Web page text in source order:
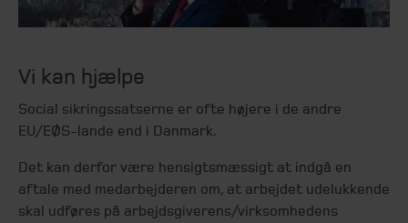
Vi kan hjælpe
Social sikringssatserne er ofte højere i de andre
EU/EØS-lande end i Danmark.
Det kan derfor være hensigtsmæssigt at indgå en
aftale med medarbejderen om, at arbejdet udelukkende
skal udføres på arbejdsgiverens/virksomhedens